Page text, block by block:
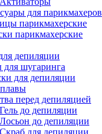
для парикмахеров
парикмахерские
парикмахерские
депиляции
для шугаринга
для депиляции
перед депиляцией
Гель до депиляции
Лосьон до депиляции
Скраб для депиляции